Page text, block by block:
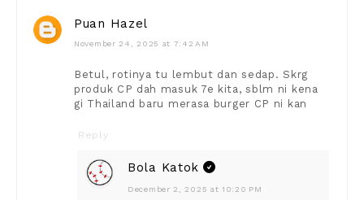
Puan Hazel
November 24, 2025 at 7:42 AM
Betul, rotinya tu lembut dan sedap. Skrg
produk CP dah masuk 7e kita, sblm ni kena
gi Thailand baru merasa burger CP ni kan
Reply
Bola Katok
December 2, 2025 at 10:20 PM